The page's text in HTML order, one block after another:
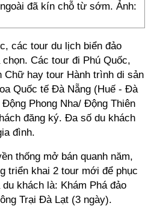
đã kín chỗ từ sớm. Ảnh:
các tour du lịch biển đảo
Các tour đi Phú Quốc,
Chữ hay tour Hành trình di sản
Quốc tế Đà Nẵng (Huế - Đà
Phong Nha/ Động Thiên
đăng ký. Đa số du khách
đình.
thống mở bán quanh năm,
triển khai 2 tour mới để phục
khách là: Khám Phá đảo
Trại Đà Lạt (3 ngày).